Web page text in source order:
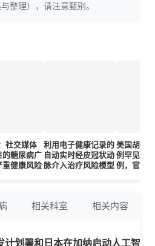
整理），请注意甄别。
社交媒体
的糖尿病广
重健康风险
利用电子健康记录的
自动实时经皮冠状动
脉介入治疗风险模型
美国胡德
例罕见致
例，官方
相关科室 相关内容
计划署和日本在加纳启动人工智